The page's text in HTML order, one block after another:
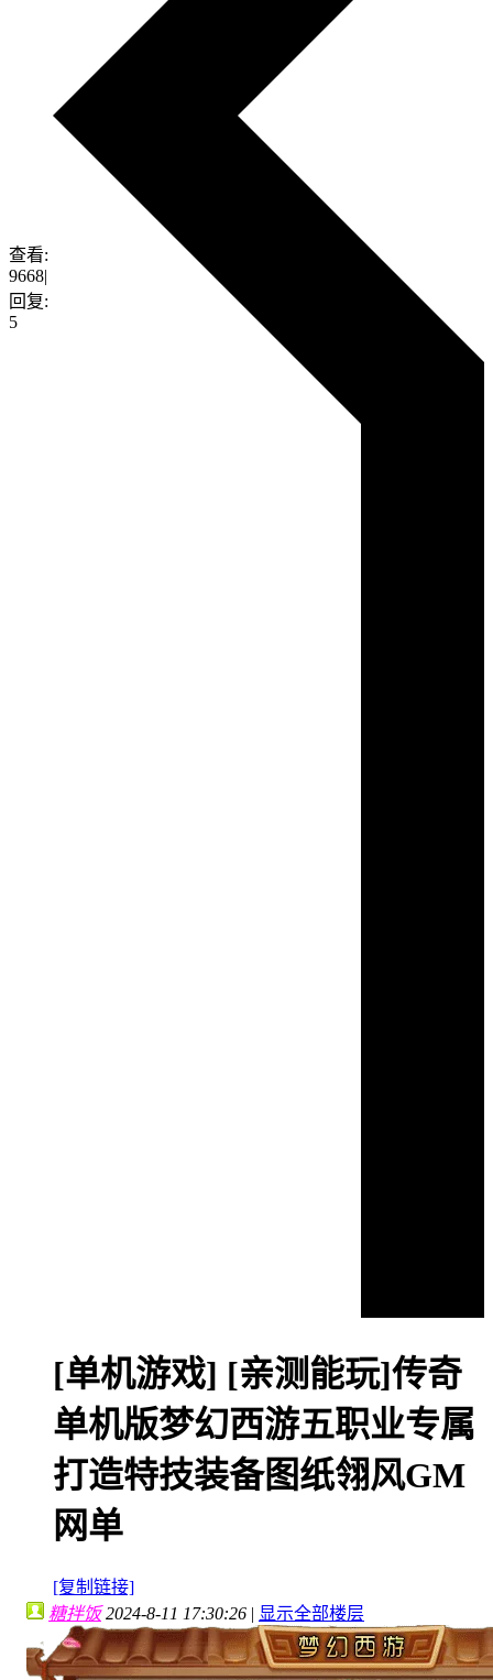
查看:
9668|
回复:
5
[单机游戏] [亲测能玩]传奇
单机版梦幻西游五职业专属
打造特技装备图纸翎风GM
网单
[复制链接]
糖拌饭2024-8-11 17:30:26 | 显示全部楼层